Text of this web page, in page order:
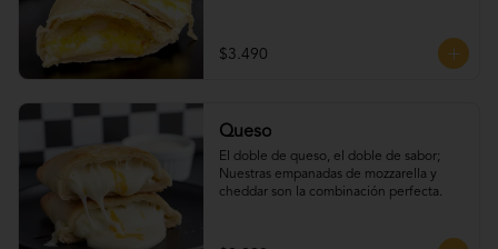
$3.490
Queso
El doble de queso, el doble de sabor;
Nuestras empanadas de mozzarella y
cheddar son la combinación perfecta.